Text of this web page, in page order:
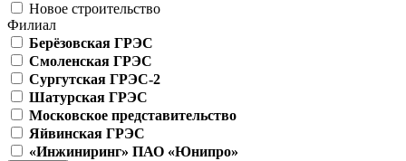
Новое строительство
Филиал
Берёзовская ГРЭС
Смоленская ГРЭС
Сургутская ГРЭС-2
Шатурская ГРЭС
Московское представительство
Яйвинская ГРЭС
«Инжиниринг» ПАО «Юнипро»